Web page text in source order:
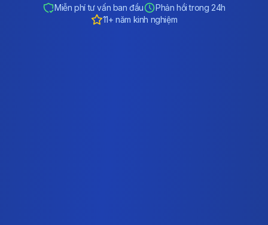
Miễn phí tư vấn ban đầu
Phản hồi trong 24h
11+ năm kinh nghiệm